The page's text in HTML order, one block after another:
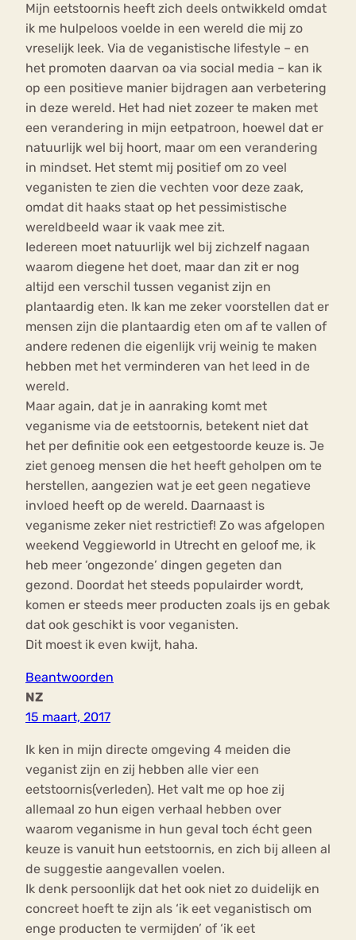
Mijn eetstoornis heeft zich deels ontwikkeld omdat
ik me hulpeloos voelde in een wereld die mij zo
vreselijk leek. Via de veganistische lifestyle – en
het promoten daarvan oa via social media – kan ik
op een positieve manier bijdragen aan verbetering
in deze wereld. Het had niet zozeer te maken met
een verandering in mijn eetpatroon, hoewel dat er
natuurlijk wel bij hoort, maar om een verandering
in mindset. Het stemt mij positief om zo veel
veganisten te zien die vechten voor deze zaak,
omdat dit haaks staat op het pessimistische
wereldbeeld waar ik vaak mee zit.
Iedereen moet natuurlijk wel bij zichzelf nagaan
waarom diegene het doet, maar dan zit er nog
altijd een verschil tussen veganist zijn en
plantaardig eten. Ik kan me zeker voorstellen dat er
mensen zijn die plantaardig eten om af te vallen of
andere redenen die eigenlijk vrij weinig te maken
hebben met het verminderen van het leed in de
wereld.
Maar again, dat je in aanraking komt met
veganisme via de eetstoornis, betekent niet dat
het per definitie ook een eetgestoorde keuze is. Je
ziet genoeg mensen die het heeft geholpen om te
herstellen, aangezien wat je eet geen negatieve
invloed heeft op de wereld. Daarnaast is
veganisme zeker niet restrictief! Zo was afgelopen
weekend Veggieworld in Utrecht en geloof me, ik
heb meer ‘ongezonde’ dingen gegeten dan
gezond. Doordat het steeds populairder wordt,
komen er steeds meer producten zoals ijs en gebak
dat ook geschikt is voor veganisten.
Dit moest ik even kwijt, haha.
Beantwoorden
NZ
15 maart, 2017
Ik ken in mijn directe omgeving 4 meiden die
veganist zijn en zij hebben alle vier een
eetstoornis(verleden). Het valt me op hoe zij
allemaal zo hun eigen verhaal hebben over
waarom veganisme in hun geval toch écht geen
keuze is vanuit hun eetstoornis, en zich bij alleen al
de suggestie aangevallen voelen.
Ik denk persoonlijk dat het ook niet zo duidelijk en
concreet hoeft te zijn als ‘ik eet veganistisch om
enge producten te vermijden’ of ‘ik eet